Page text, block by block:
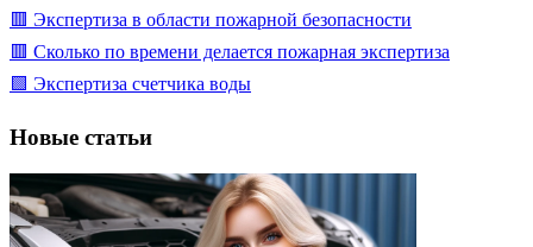
🟥 Экспертиза в области пожарной безопасности
🟥 Сколько по времени делается пожарная экспертиза
🟩 Экспертиза счетчика воды
Новые статьи